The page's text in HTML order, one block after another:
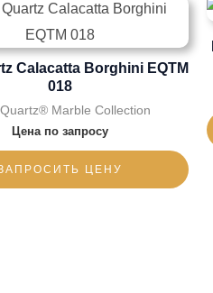
Calacatta Borghini EQTM
018
Marble Collection
Цена по запросу
ЦЕНУ